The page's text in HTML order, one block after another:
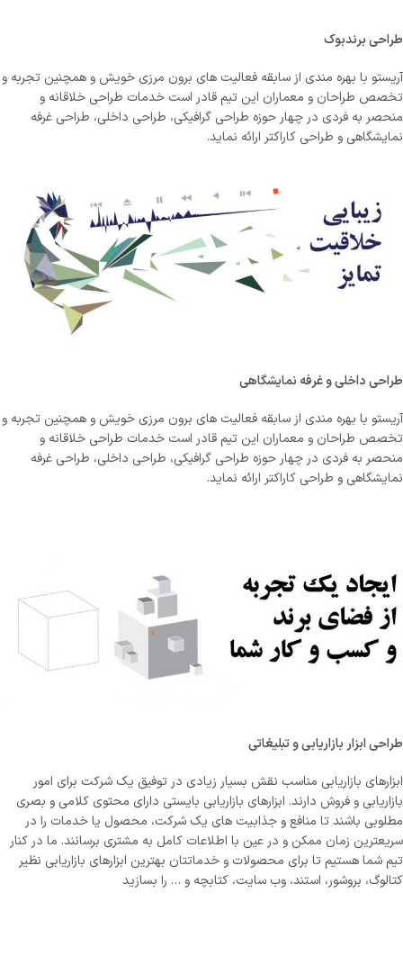
طراحی برندبوک
آریستو با بهره مندی از سابقه فعالیت های برون مرزی خویش و همچنین تجربه و
تخصص طراحان و معماران این تیم قادر است خدمات طراحی خلاقانه و
منحصر به فردی در چهار حوزه طراحی گرافیکی، طراحی داخلی، طراحی غرفه
نمایشگاهی و طراحی کاراکتر ارائه نماید.
طراحی داخلی و غرفه نمایشگاهی
آریستو با بهره مندی از سابقه فعالیت های برون مرزی خویش و همچنین تجربه و
تخصص طراحان و معماران این تیم قادر است خدمات طراحی خلاقانه و
منحصر به فردی در چهار حوزه طراحی گرافیکی، طراحی داخلی، طراحی غرفه
نمایشگاهی و طراحی کاراکتر ارائه نماید.
طراحی ابزار بازاریابی و تبلیغاتی
ابزارهای بازاریابی مناسب نقش بسیار زیادی در توفیق یک شرکت برای امور
بازاریابی و فروش دارند. ابزارهای بازاریابی بایستی دارای محتوی کلامی و بصری
مطلوبی باشند تا منافع و جذابیت های یک شرکت، محصول یا خدمات را در
سریعترین زمان ممکن و در عین با اطلاعات کامل به مشتری برسانند. ما در کنار
تیم شما هستیم تا برای محصولات و خدماتتان بهترین ابزارهای بازاریابی نظیر
کتالوگ، بروشور، استند، وب سایت، کتابچه و … را بسازید